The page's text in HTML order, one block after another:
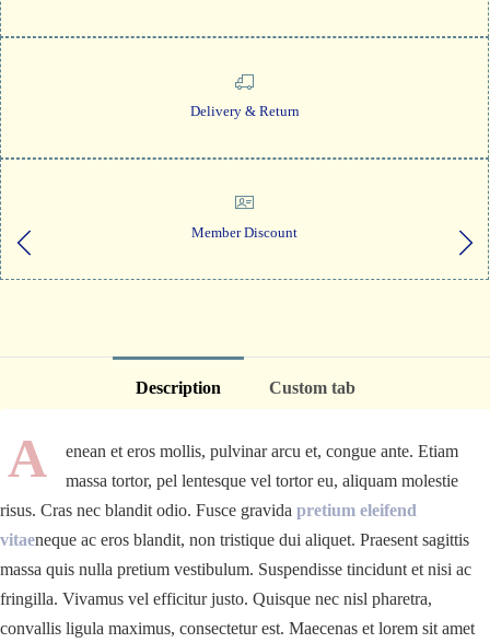
Delivery & Return
Member Discount
Description Custom tab
A
enean et eros mollis, pulvinar arcu et, congue ante. Etiam
massa tortor, pel lentesque vel tortor eu, aliquam molestie
risus. Cras nec blandit odio. Fusce gravida pretium eleifend
vitaeneque ac eros blandit, non tristique dui aliquet. Praesent sagittis
massa quis nulla pretium vestibulum. Suspendisse tincidunt et nisi ac
fringilla. Vivamus vel efficitur justo. Quisque nec nisl pharetra,
convallis ligula maximus, consectetur est. Maecenas et lorem sit amet